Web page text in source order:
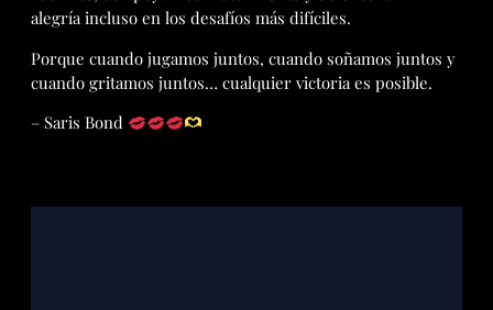
alegría incluso en los desafíos más difíciles.
Porque cuando jugamos juntos, cuando soñamos juntos y
cuando gritamos juntos… cualquier victoria es posible.
– Saris Bond